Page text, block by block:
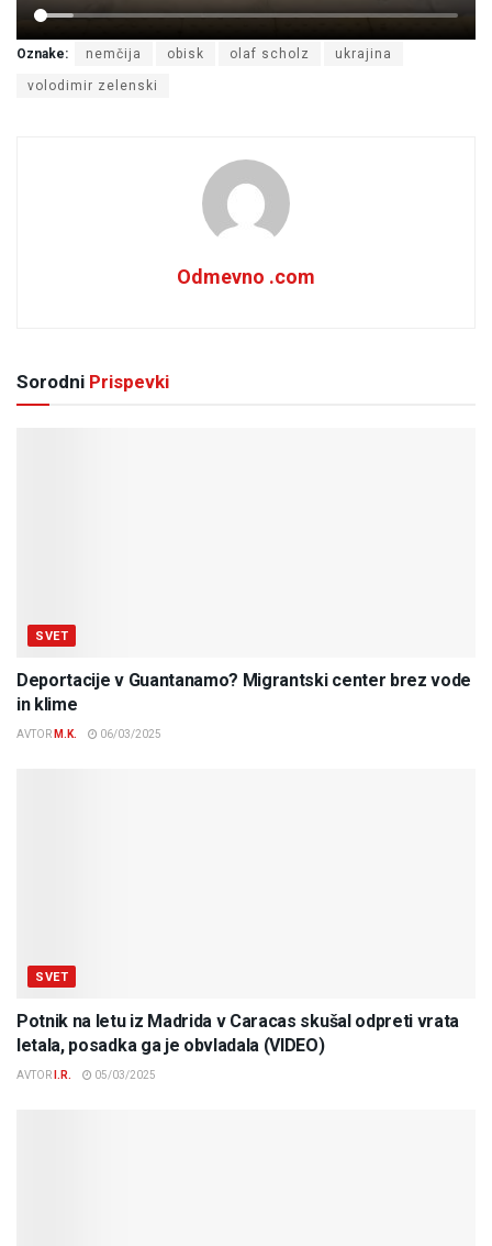
Oznake: nemčija obisk olaf scholz ukrajina
volodimir zelenski
Odmevno .com
Sorodni Prispevki
SVET
Deportacije v Guantanamo? Migrantski center brez vode
in klime
AVTOR M.K. 06/03/2025
SVET
Potnik na letu iz Madrida v Caracas skušal odpreti vrata
letala, posadka ga je obvladala (VIDEO)
AVTOR I.R. 05/03/2025